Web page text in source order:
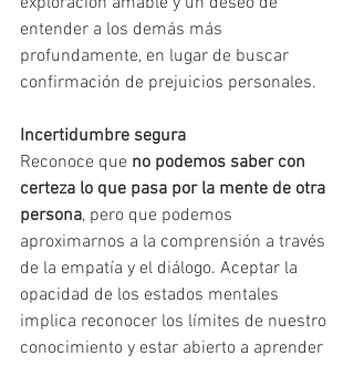
entender a los demás más
profundamente, en lugar de buscar
confirmación de prejuicios personales.
Incertidumbre segura
Reconoce que no podemos saber con
certeza lo que pasa por la mente de otra
persona, pero que podemos
aproximarnos a la comprensión a través
de la empatía y el diálogo. Aceptar la
opacidad de los estados mentales
implica reconocer los límites de nuestro
conocimiento y estar abierto a aprender